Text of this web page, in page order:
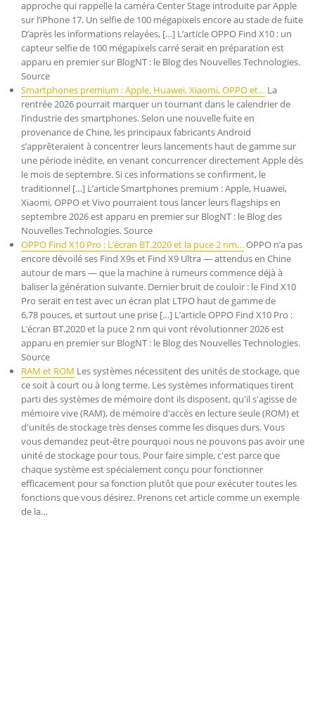
approche qui rappelle la caméra Center Stage introduite par Apple
sur l’iPhone 17. Un selfie de 100 mégapixels encore au stade de fuite
D’après les informations relayées, […] L’article OPPO Find X10 : un
capteur selfie de 100 mégapixels carré serait en préparation est
apparu en premier sur BlogNT : le Blog des Nouvelles Technologies.
Source
Smartphones premium : Apple, Huawei, Xiaomi, OPPO et… La
rentrée 2026 pourrait marquer un tournant dans le calendrier de
l’industrie des smartphones. Selon une nouvelle fuite en
provenance de Chine, les principaux fabricants Android
s’apprêteraient à concentrer leurs lancements haut de gamme sur
une période inédite, en venant concurrencer directement Apple dès
le mois de septembre. Si ces informations se confirment, le
traditionnel […] L’article Smartphones premium : Apple, Huawei,
Xiaomi, OPPO et Vivo pourraient tous lancer leurs flagships en
septembre 2026 est apparu en premier sur BlogNT : le Blog des
Nouvelles Technologies. Source
OPPO Find X10 Pro : L’écran BT.2020 et la puce 2 nm…OPPO n’a pas
encore dévoilé ses Find X9s et Find X9 Ultra — attendus en Chine
autour de mars — que la machine à rumeurs commence déjà à
baliser la génération suivante. Dernier bruit de couloir : le Find X10
Pro serait en test avec un écran plat LTPO haut de gamme de
6,78 pouces, et surtout une prise […] L’article OPPO Find X10 Pro :
L’écran BT.2020 et la puce 2 nm qui vont révolutionner 2026 est
apparu en premier sur BlogNT : le Blog des Nouvelles Technologies.
Source
RAM et ROM Les systèmes nécessitent des unités de stockage, que
ce soit à court ou à long terme. Les systèmes informatiques tirent
parti des systèmes de mémoire dont ils disposent, qu'il s'agisse de
mémoire vive (RAM), de mémoire d'accès en lecture seule (ROM) et
d'unités de stockage très denses comme les disques durs. Vous
vous demandez peut-être pourquoi nous ne pouvons pas avoir une
unité de stockage pour tous. Pour faire simple, c'est parce que
chaque système est spécialement conçu pour fonctionner
efficacement pour sa fonction plutôt que pour exécuter toutes les
fonctions que vous désirez. Prenons cet article comme un exemple
de la…